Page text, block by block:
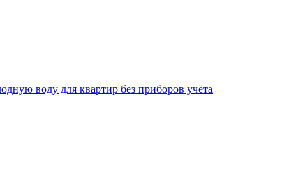
воду для квартир без приборов учёта